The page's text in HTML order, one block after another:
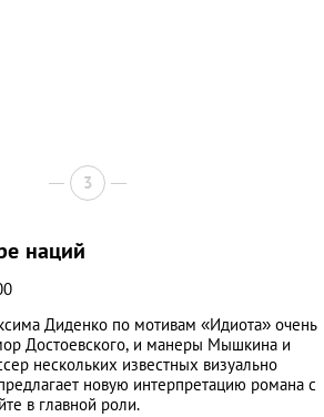
3
наций
Диденко по мотивам «Идиота» очень
Достоевского, и манеры Мышкина и
нескольких известных визуально
новую интерпретацию романа с
в главной роли.